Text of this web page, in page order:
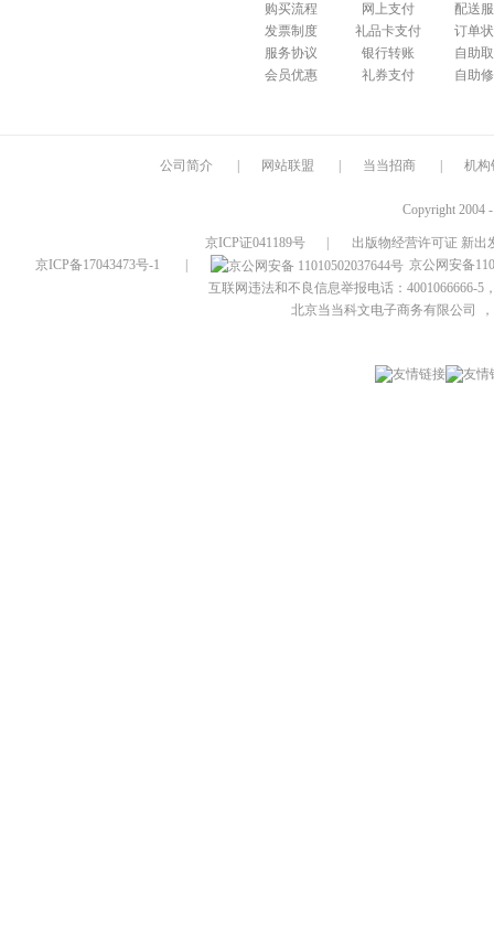
购买流程
发票制度
服务协议
会员优惠
网上支付
礼品卡支付
银行转账
礼券支付
配送
订单
自助
自助
公司简介 网站联盟 当当招商 机构
Copyright 2004
京ICP证041189号
出版物经营许可证 新出
京ICP备17043473号-1
京公网安备
互联网违法和不良信息举报电话：4001066666-5
北京当当科文电子商务有限公司